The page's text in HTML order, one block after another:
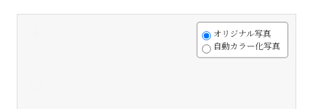
オリジナル写真
自動カラー化写真